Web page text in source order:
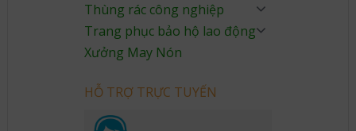
Thùng rác công nghiệp
Trang phục bảo hộ lao động
Xưởng May Nón
HỖ TRỢ TRỰC TUYẾN